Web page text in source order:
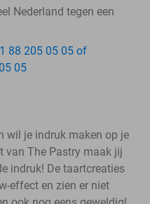
Nederland tegen een
88 205 05 05 of
05
wil je indruk maken op je
van The Pastry maak jij
indruk! De taartcreaties
effect en zien er niet